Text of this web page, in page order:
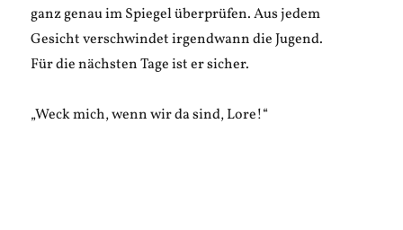
ganz genau im Spiegel überprüfen. Aus jedem
Gesicht verschwindet irgendwann die Jugend.
Für die nächsten Tage ist er sicher.
„Weck mich, wenn wir da sind, Lore!“